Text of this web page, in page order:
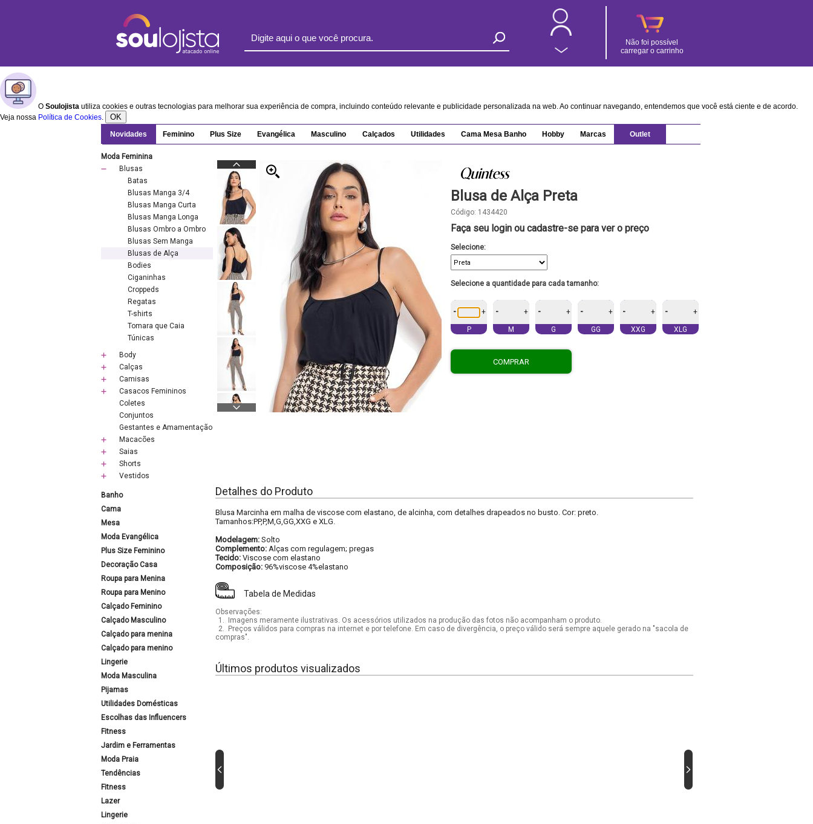
Não foi possível
carregar o carrinho
O Soulojista utiliza cookies e outras tecnologias para melhorar sua experiência de compra, incluindo conteúdo relevante e publicidade personalizada na web. Ao continuar navegando, entendemos que você está ciente e de acordo.
Veja nossa Política de Cookies. OK
Novidades Feminino Plus Size Evangélica Masculino Calçados Utilidades Cama Mesa Banho Hobby Marcas Outlet
Moda Feminina
Blusas
Batas
Blusas Manga 3/4
Blusas Manga Curta
Blusas Manga Longa
Blusas Ombro a Ombro
Blusas Sem Manga
Blusas de Alça
Bodies
Ciganinhas
Croppeds
Regatas
T-shirts
Tomara que Caia
Túnicas
Body
Calças
Camisas
Casacos Femininos
Coletes
Conjuntos
Gestantes e Amamentação
Macacões
Saias
Shorts
Vestidos
Banho
Cama
Mesa
Moda Evangélica
Plus Size Feminino
Decoração Casa
Roupa para Menina
Roupa para Menino
Calçado Feminino
Calçado Masculino
Calçado para menina
Calçado para menino
Lingerie
Moda Masculina
Pijamas
Utilidades Domésticas
Escolhas das Influencers
Fitness
Jardim e Ferramentas
Moda Praia
Tendências
Fitness
Lazer
Lingerie
Blusa de Alça Preta
Código: 1434420
Faça seu login ou cadastre-se para ver o preço
Selecione:
Selecione a quantidade para cada tamanho:
- +
P
- +
M
- +
G
- +
GG
- +
XXG
- +
XLG
COMPRAR
Detalhes do Produto
Blusa Marcinha em malha de viscose com elastano, de alcinha, com detalhes drapeados no busto. Cor: preto.
Tamanhos:PP,P,M,G,GG,XXG e XLG.
Modelagem: Solto
Complemento: Alças com regulagem; pregas
Tecido: Viscose com elastano
Composição: 96%viscose 4%elastano
Tabela de Medidas
Observações:
1.
Imagens meramente ilustrativas. Os acessórios utilizados na produção das fotos não acompanham o produto.
2.
Preços válidos para compras na internet e por telefone. Em caso de divergência, o preço válido será sempre aquele gerado na "sacola de
compras".
Últimos produtos visualizados